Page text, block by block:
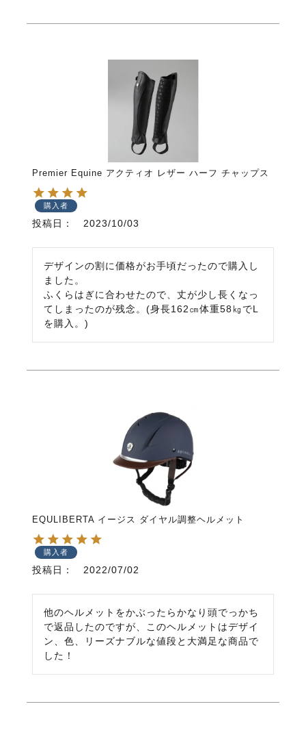
Premier Equine アクティオ レザー ハーフ チャップス
購入者
投稿日 2023/10/03
デザインの割に価格がお手頃だったので購入し
ました。
ふくらはぎに合わせたので、丈が少し長くなっ
てしまったのが残念。(身長162㎝体重58㎏でL
を購入。)
EQULIBERTA イージス ダイヤル調整ヘルメット
購入者
投稿日 2022/07/02
他のヘルメットをかぶったらかなり頭でっかち
で返品したのですが、このヘルメットはデザイ
ン、色、リーズナブルな値段と大満足な商品で
した！